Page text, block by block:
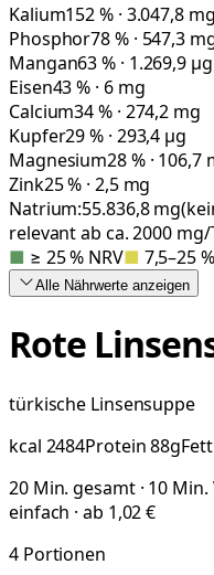
Kalium152 % · 3.047,8 mg
Phosphor78 % · 547,3
Mangan63 % · 1.269,9 µg
Eisen43 % · 6 mg
Calcium34 % · 274,2 mg
Kupfer29 % · 293,4 µg
Magnesium28 % · 106,7
Zink25 % · 2,5 mg
Natrium:55.836,8mg
relevant ab ca. 2000 mg/
■ ≥ 25 % NRV■ 7,5–25 %
Alle Nährwerte anzeigen
Rote
türkische Linsensuppe
kcal 2484Protein88gFett
20 Min. gesamt · 10
einfach · ab 1,02 €
4 Portionen